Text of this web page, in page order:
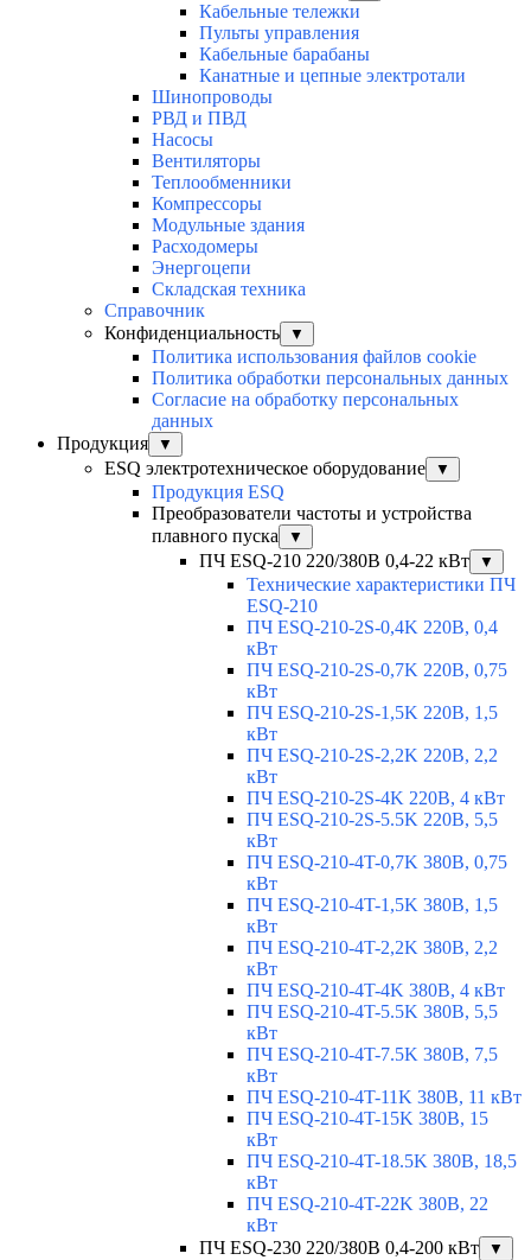
Кабельные тележки
Пульты управления
Кабельные барабаны
Канатные и цепные электротали
Шинопроводы
РВД и ПВД
Насосы
Вентиляторы
Теплообменники
Компрессоры
Модульные здания
Расходомеры
Энергоцепи
Складская техника
Справочник
Конфиденциальность
▼
Политика использования файлов cookie
Политика обработки персональных данных
Согласие на обработку персональных
данных
Продукция
▼
ESQ электротехническое оборудование ▼
Продукция ESQ
Преобразователи частоты и устройства
плавного пуска
▼
ПЧ ESQ-210 220/380В 0,4-22 кВт ▼
Технические характеристики ПЧ
ESQ-210
ПЧ ESQ-210-2S-0,4K 220В, 0,4
кВт
ПЧ ESQ-210-2S-0,7K 220В, 0,75
кВт
ПЧ ESQ-210-2S-1,5K 220В, 1,5
кВт
ПЧ ESQ-210-2S-2,2K 220В, 2,2
кВт
ПЧ ESQ-210-2S-4K 220В, 4 кВт
ПЧ ESQ-210-2S-5.5K 220В, 5,5
кВт
ПЧ ESQ-210-4T-0,7K 380В, 0,75
кВт
ПЧ ESQ-210-4T-1,5K 380В, 1,5
кВт
ПЧ ESQ-210-4T-2,2K 380В, 2,2
кВт
ПЧ ESQ-210-4T-4K 380В, 4 кВт
ПЧ ESQ-210-4T-5.5K 380В, 5,5
кВт
ПЧ ESQ-210-4T-7.5K 380В, 7,5
кВт
ПЧ ESQ-210-4T-11K 380В, 11 кВт
ПЧ ESQ-210-4T-15K 380В, 15
кВт
ПЧ ESQ-210-4T-18.5K 380В, 18,5
кВт
ПЧ ESQ-210-4T-22K 380В, 22
кВт
ПЧ ESQ-230 220/380В 0,4-200 кВт
▼